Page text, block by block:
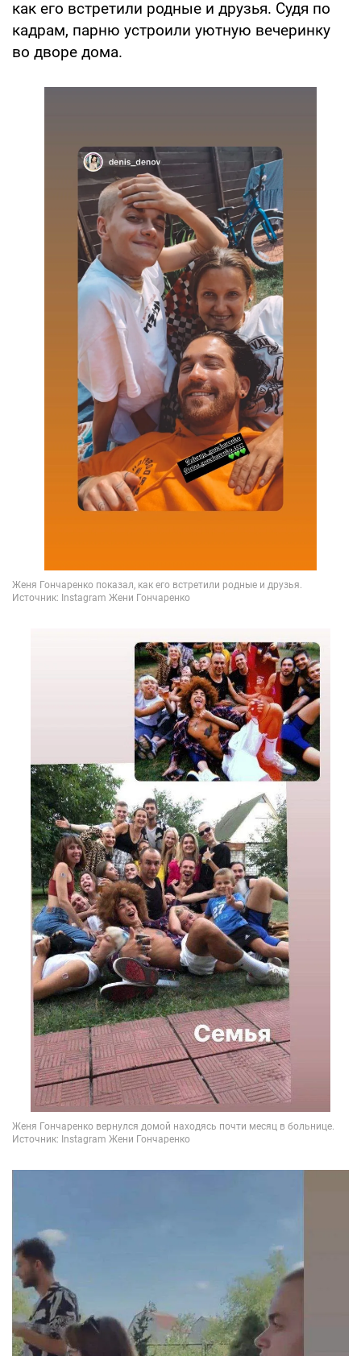
как его встретили родные и друзья. Судя по
кадрам, парню устроили уютную вечеринку
во дворе дома.